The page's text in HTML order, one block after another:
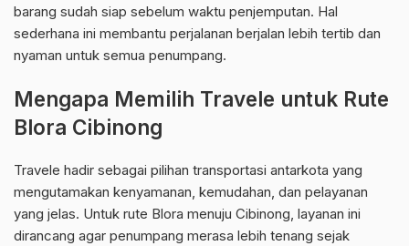
barang sudah siap sebelum waktu penjemputan. Hal
sederhana ini membantu perjalanan berjalan lebih tertib dan
nyaman untuk semua penumpang.
Mengapa Memilih Travele untuk Rute
Blora Cibinong
Travele hadir sebagai pilihan transportasi antarkota yang
mengutamakan kenyamanan, kemudahan, dan pelayanan
yang jelas. Untuk rute Blora menuju Cibinong, layanan ini
dirancang agar penumpang merasa lebih tenang sejak